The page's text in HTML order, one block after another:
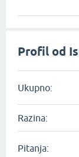
Profil od
Ukupno:
Razina:
Pitanja: